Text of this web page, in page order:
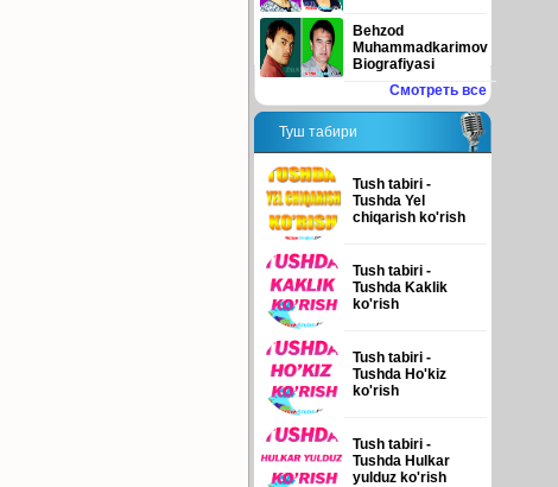
Behzod
Muhammadkarimov
Biografiyasi
Смотреть все
Туш табири
Tush tabiri -
Tushda Yel
chiqarish ko'rish
Tush tabiri -
Tushda Kaklik
ko'rish
Tush tabiri -
Tushda Ho'kiz
ko'rish
Tush tabiri -
Tushda Hulkar
yulduz ko'rish